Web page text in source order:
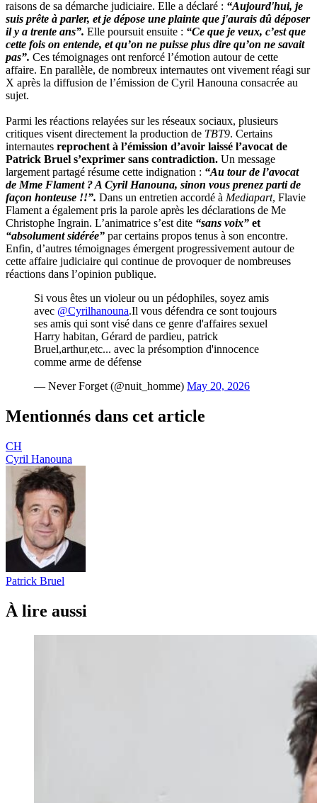
raisons de sa démarche judiciaire. Elle a déclaré : “Aujourd'hui, je
suis prête à parler, et je dépose une plainte que j'aurais dû déposer
il y a trente ans”. Elle poursuit ensuite : “Ce que je veux, c’est que
cette fois on entende, et qu’on ne puisse plus dire qu’on ne savait
pas”. Ces témoignages ont renforcé l’émotion autour de cette
affaire. En parallèle, de nombreux internautes ont vivement réagi sur
X après la diffusion de l’émission de Cyril Hanouna consacrée au
sujet.
Parmi les réactions relayées sur les réseaux sociaux, plusieurs
critiques visent directement la production de TBT9. Certains
internautes reprochent à l’émission d’avoir laissé l’avocat de
Patrick Bruel s’exprimer sans contradiction. Un message
largement partagé résume cette indignation : “Au tour de l’avocat
de Mme Flament ? A Cyril Hanouna, sinon vous prenez parti de
façon honteuse !!”. Dans un entretien accordé à Mediapart, Flavie
Flament a également pris la parole après les déclarations de Me
Christophe Ingrain. L’animatrice s’est dite “sans voix” et
“absolument sidérée” par certains propos tenus à son encontre.
Enfin, d’autres témoignages émergent progressivement autour de
cette affaire judiciaire qui continue de provoquer de nombreuses
réactions dans l’opinion publique.
Si vous êtes un violeur ou un pédophiles, soyez amis
avec @Cyrilhanouna.Il vous défendra ce sont toujours
ses amis qui sont visé dans ce genre d'affaires sexuel
Harry habitan, Gérard de pardieu, patrick
Bruel,arthur,etc... avec la présomption d'innocence
comme arme de défense
— Never Forget (@nuit_homme) May 20, 2026
Mentionnés dans cet article
CH
Cyril Hanouna
Patrick Bruel
À lire aussi